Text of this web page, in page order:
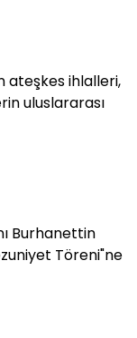
ateşkes ihlalleri,
uluslararası
Burhanettin
Töreni"ne